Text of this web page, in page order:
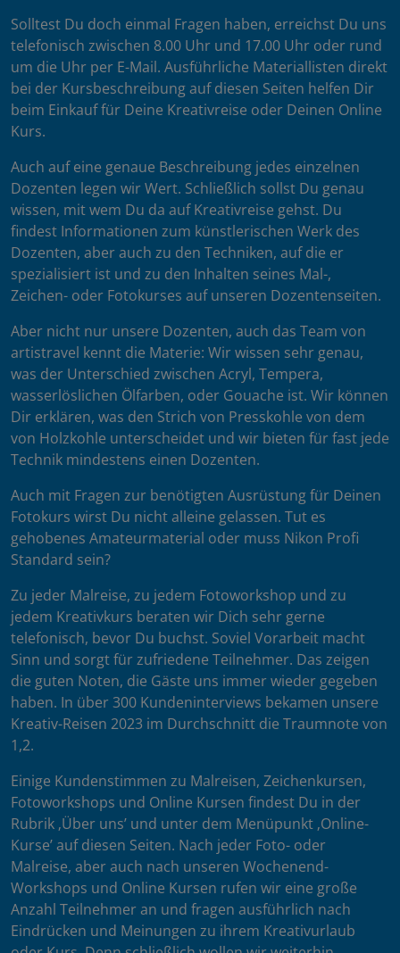
Solltest Du doch einmal Fragen haben, erreichst Du uns
telefonisch zwischen 8.00 Uhr und 17.00 Uhr oder rund
um die Uhr per E-Mail. Ausführliche Materiallisten direkt
bei der Kursbeschreibung auf diesen Seiten helfen Dir
beim Einkauf für Deine Kreativreise oder Deinen Online
Kurs.
Auch auf eine genaue Beschreibung jedes einzelnen
Dozenten legen wir Wert. Schließlich sollst Du genau
wissen, mit wem Du da auf Kreativreise gehst. Du
findest Informationen zum künstlerischen Werk des
Dozenten, aber auch zu den Techniken, auf die er
spezialisiert ist und zu den Inhalten seines Mal-,
Zeichen- oder Fotokurses auf unseren Dozentenseiten.
Aber nicht nur unsere Dozenten, auch das Team von
artistravel kennt die Materie: Wir wissen sehr genau,
was der Unterschied zwischen Acryl, Tempera,
wasserlöslichen Ölfarben, oder Gouache ist. Wir können
Dir erklären, was den Strich von Presskohle von dem
von Holzkohle unterscheidet und wir bieten für fast jede
Technik mindestens einen Dozenten.
Auch mit Fragen zur benötigten Ausrüstung für Deinen
Fotokurs wirst Du nicht alleine gelassen. Tut es
gehobenes Amateurmaterial oder muss Nikon Profi
Standard sein?
Zu jeder Malreise, zu jedem Fotoworkshop und zu
jedem Kreativkurs beraten wir Dich sehr gerne
telefonisch, bevor Du buchst. Soviel Vorarbeit macht
Sinn und sorgt für zufriedene Teilnehmer. Das zeigen
die guten Noten, die Gäste uns immer wieder gegeben
haben. In über 300 Kundeninterviews bekamen unsere
Kreativ-Reisen 2023 im Durchschnitt die Traumnote von
1,2.
Einige Kundenstimmen zu Malreisen, Zeichenkursen,
Fotoworkshops und Online Kursen findest Du in der
Rubrik ‚Über uns’ und unter dem Menüpunkt ‚Online-
Kurse’ auf diesen Seiten. Nach jeder Foto- oder
Malreise, aber auch nach unseren Wochenend-
Workshops und Online Kursen rufen wir eine große
Anzahl Teilnehmer an und fragen ausführlich nach
Eindrücken und Meinungen zu ihrem Kreativurlaub